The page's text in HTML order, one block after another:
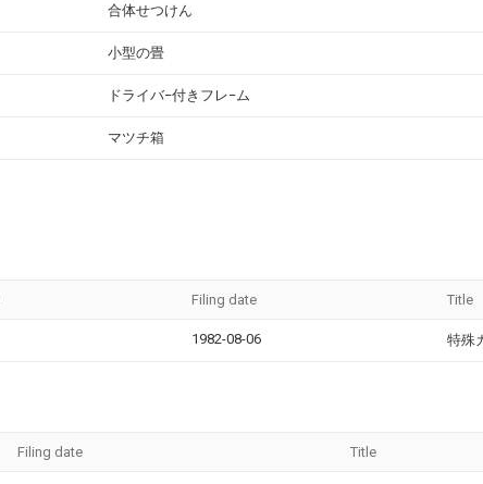
合体せつけん
小型の畳
ドライバ−付きフレ−ム
マツチ箱
Filing date Title
1982-08-06 特殊
Filing date Title